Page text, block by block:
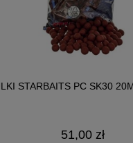
STARBAITS PC SK30
51,00 zł